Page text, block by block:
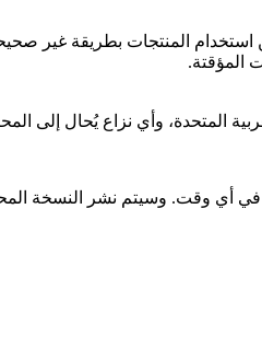
المنتجات بطريقة غير
المؤقتة.
المتحدة، وأي نزاع يُحال إلى
أي وقت. وسيتم نشر النسخة